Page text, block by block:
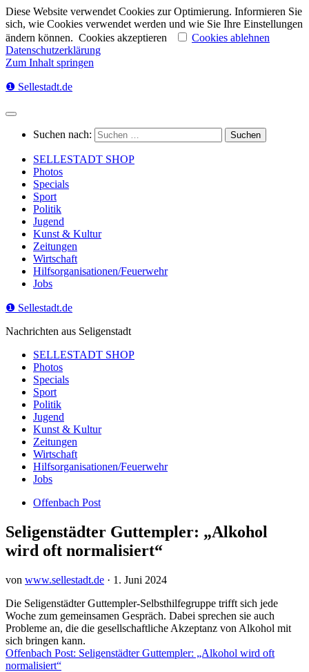
Diese Website verwendet Cookies zur Optimierung. Informieren Sie
sich, wie Cookies verwendet werden und wie Sie Ihre Einstellungen
ändern können. Cookies akzeptieren
Cookies ablehnen
Datenschutzerklärung
Zum Inhalt springen
❶ Sellestadt.de
Suchen nach:
SELLESTADT SHOP
Photos
Specials
Sport
Politik
Jugend
Kunst & Kultur
Zeitungen
Wirtschaft
Hilfsorganisationen/Feuerwehr
Jobs
❶ Sellestadt.de
Nachrichten aus Seligenstadt
SELLESTADT SHOP
Photos
Specials
Sport
Politik
Jugend
Kunst & Kultur
Zeitungen
Wirtschaft
Hilfsorganisationen/Feuerwehr
Jobs
Offenbach Post
Seligenstädter Guttempler: „Alkohol
wird oft normalisiert“
von www.sellestadt.de · 1. Juni 2024
Die Seligenstädter Guttempler-Selbsthilfegruppe trifft sich jede
Woche zum gemeinsamen Gespräch. Dabei sprechen sie auch
Probleme an, die die gesellschaftliche Akzeptanz von Alkohol mit
sich bringen kann.
Offenbach Post: Seligenstädter Guttempler: „Alkohol wird oft
normalisiert“